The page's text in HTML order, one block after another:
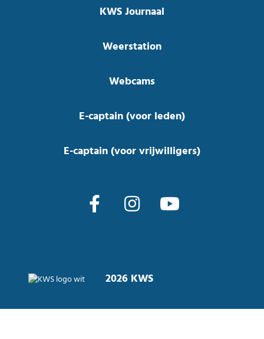
KWS Journaal
Weerstation
Webcams
E-captain (voor leden)
E-captain (voor vrijwilligers)
2026 KWS